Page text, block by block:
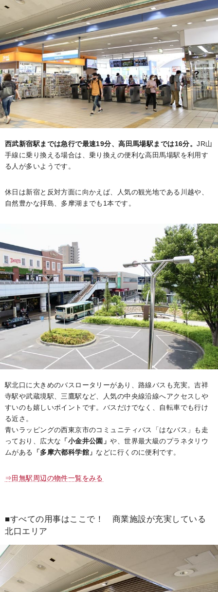
西武新宿駅までは急行で最速19分、高田馬場駅までは16分。JR山
手線に乗り換える場合は、乗り換えの便利な高田馬場駅を利用す
る人が多いようです。
休日は新宿と反対方面に向かえば、人気の観光地である川越や、
自然豊かな拝島、多摩湖までも1本です。
駅北口に大きめのバスロータリーがあり、路線バスも充実。吉祥
寺駅や武蔵境駅、三鷹駅など、人気の中央線沿線へアクセスしや
すいのも嬉しいポイントです。バスだけでなく、自転車でも行け
る近さ。
青いラッピングの西東京市のコミュニティバス「はなバス」も走
っており、広大な 「小金井公園」や、世界最大級のプラネタリウ
ムがある
「多摩六都科学館」 などに行くのに便利です。
⇒田無駅周辺の物件一覧をみる
■すべての用事はここで！ 商業施設が充実している
北口エリア